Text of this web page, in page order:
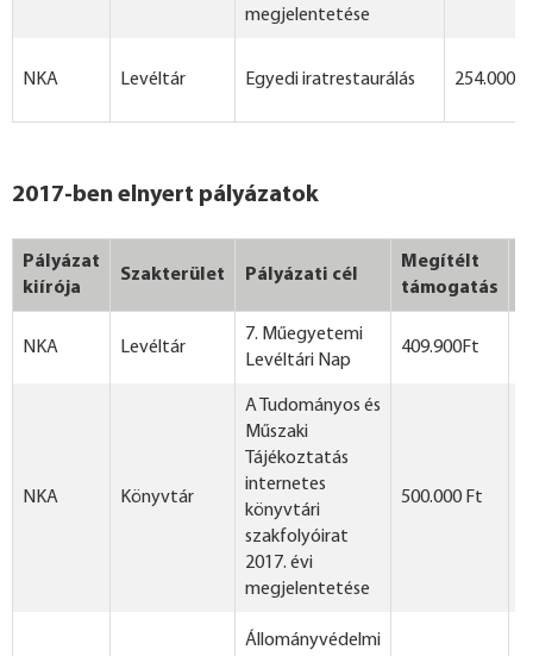
megjelentetése
NKA Levéltár Egyedi iratrestaurálás 254.000
2017-ben elnyert pályázatok
Pályázat
kiírója
Szakterület Pályázati cél
Megítélt
támogatás
NKA Levéltár
7. Műegyetemi
Levéltári Nap
409.900Ft
NKA Könyvtár
A Tudományos és
Műszaki
Tájékoztatás
internetes
könyvtári
szakfolyóirat
2017. évi
megjelentetése
500.000 Ft
Állományvédelmi